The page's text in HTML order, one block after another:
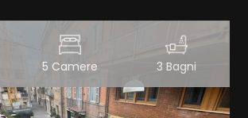
5 Camere 3 Bagni